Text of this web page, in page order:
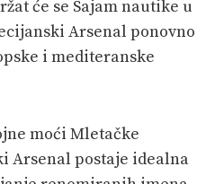
će se Sajam nautike u
Arsenal ponovno
i mediteranske
moći Mletačke
Arsenal postaje idealna